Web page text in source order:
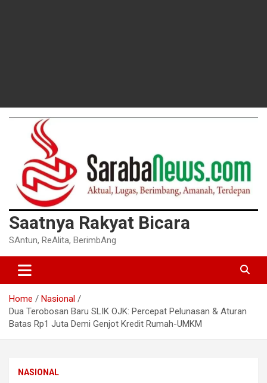
Saatnya Rakyat Bicara
SAntun, ReAlita, BerimbAng
Home
Nasional
Dua Terobosan Baru SLIK OJK: Percepat Pelunasan & Aturan
Batas Rp1 Juta Demi Genjot Kredit Rumah-UMKM
NASIONAL